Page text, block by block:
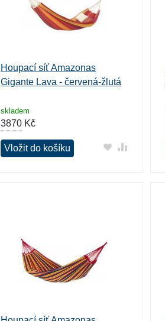
Houpací síť Amazonas
Gigante Lava - červená-žlutá
skladem
3870Kč
Vložit do košíku